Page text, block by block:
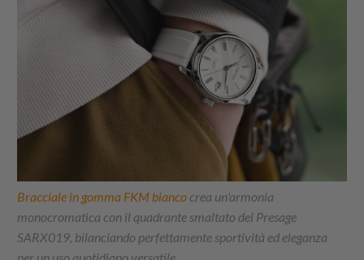
Bracciale in gomma FKM bianco crea un'armonia
monocromatica con il quadrante smaltato del Presage
SARX019, bilanciando perfettamente sportività ed eleganza
per un uso quotidiano versatile.